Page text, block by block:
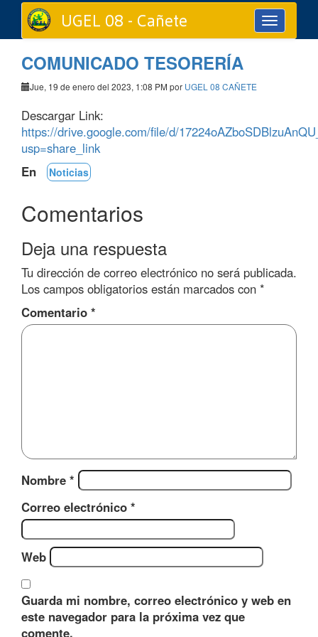
Toggle
navigation
UGEL 08 - Cañete
COMUNICADO TESORERÍA
Jue, 19 de enero del 2023, 1:08 PM por UGEL 08 CAÑETE
Descargar Link:
https://drive.google.com/file/d/
usp=share_link
En
Noticias
Comentarios
Deja una respuesta
Tu dirección de correo electrónico no será publicada.
Los campos obligatorios están marcados con *
Comentario *
Nombre *
Correo electrónico *
Web
Guarda mi nombre, correo electrónico y web en
este navegador para la próxima vez que
comente.